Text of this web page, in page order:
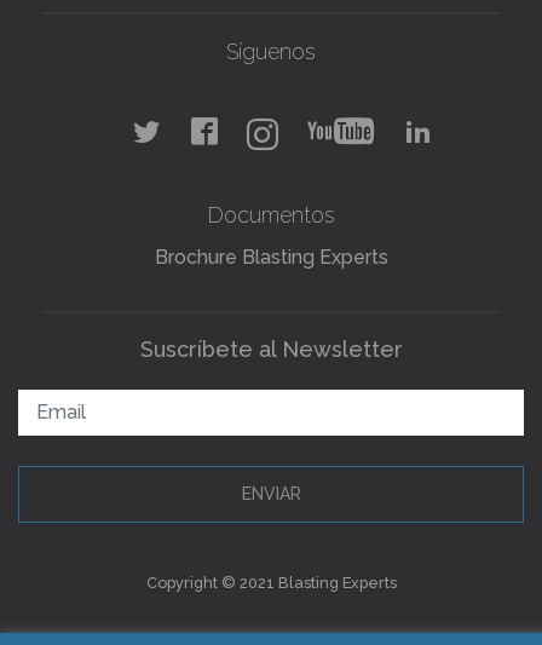
Síguenos
Documentos
Brochure Blasting Experts
Suscríbete al Newsletter
ENVIAR
Copyright © 2021 Blasting Experts